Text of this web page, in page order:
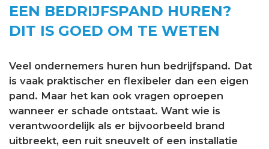
EEN BEDRIJFSPAND HUREN?
DIT IS GOED OM TE WETEN
Veel ondernemers huren hun bedrijfspand. Dat
is vaak praktischer en flexibeler dan een eigen
pand. Maar het kan ook vragen oproepen
wanneer er schade ontstaat. Want wie is
verantwoordelijk als er bijvoorbeeld brand
uitbreekt, een ruit sneuvelt of een installatie